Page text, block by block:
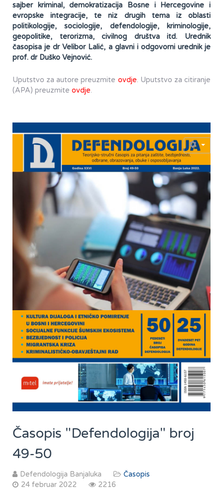
sajber kriminal, demokratizacija Bosne i Hercegovine i
evropske integracije, te niz drugih tema iz oblasti
politikologije, sociologije, defendologije, kriminologije,
geopolitike, terorizma, civilnog društva itd. Urednik
časopisa je dr Velibor Lalić, a glavni i odgovorni urednik je
prof. dr Duško Vejnović.
Uputstvo za autore preuzmite ovdje. Uputstvo za citiranje
(APA) preuzmite ovdje.
Časopis "Defendologija" broj
49-50
Defendologija Banjaluka
Časopis
24 februar 2022
2216